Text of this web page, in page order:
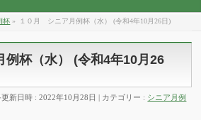
杯 » １０月 シニア月例杯（水） (令和4年10月26日)
杯（水） (令和4年10月26
更新日時 : 2022年10月28日 カテゴリー : シニア月例